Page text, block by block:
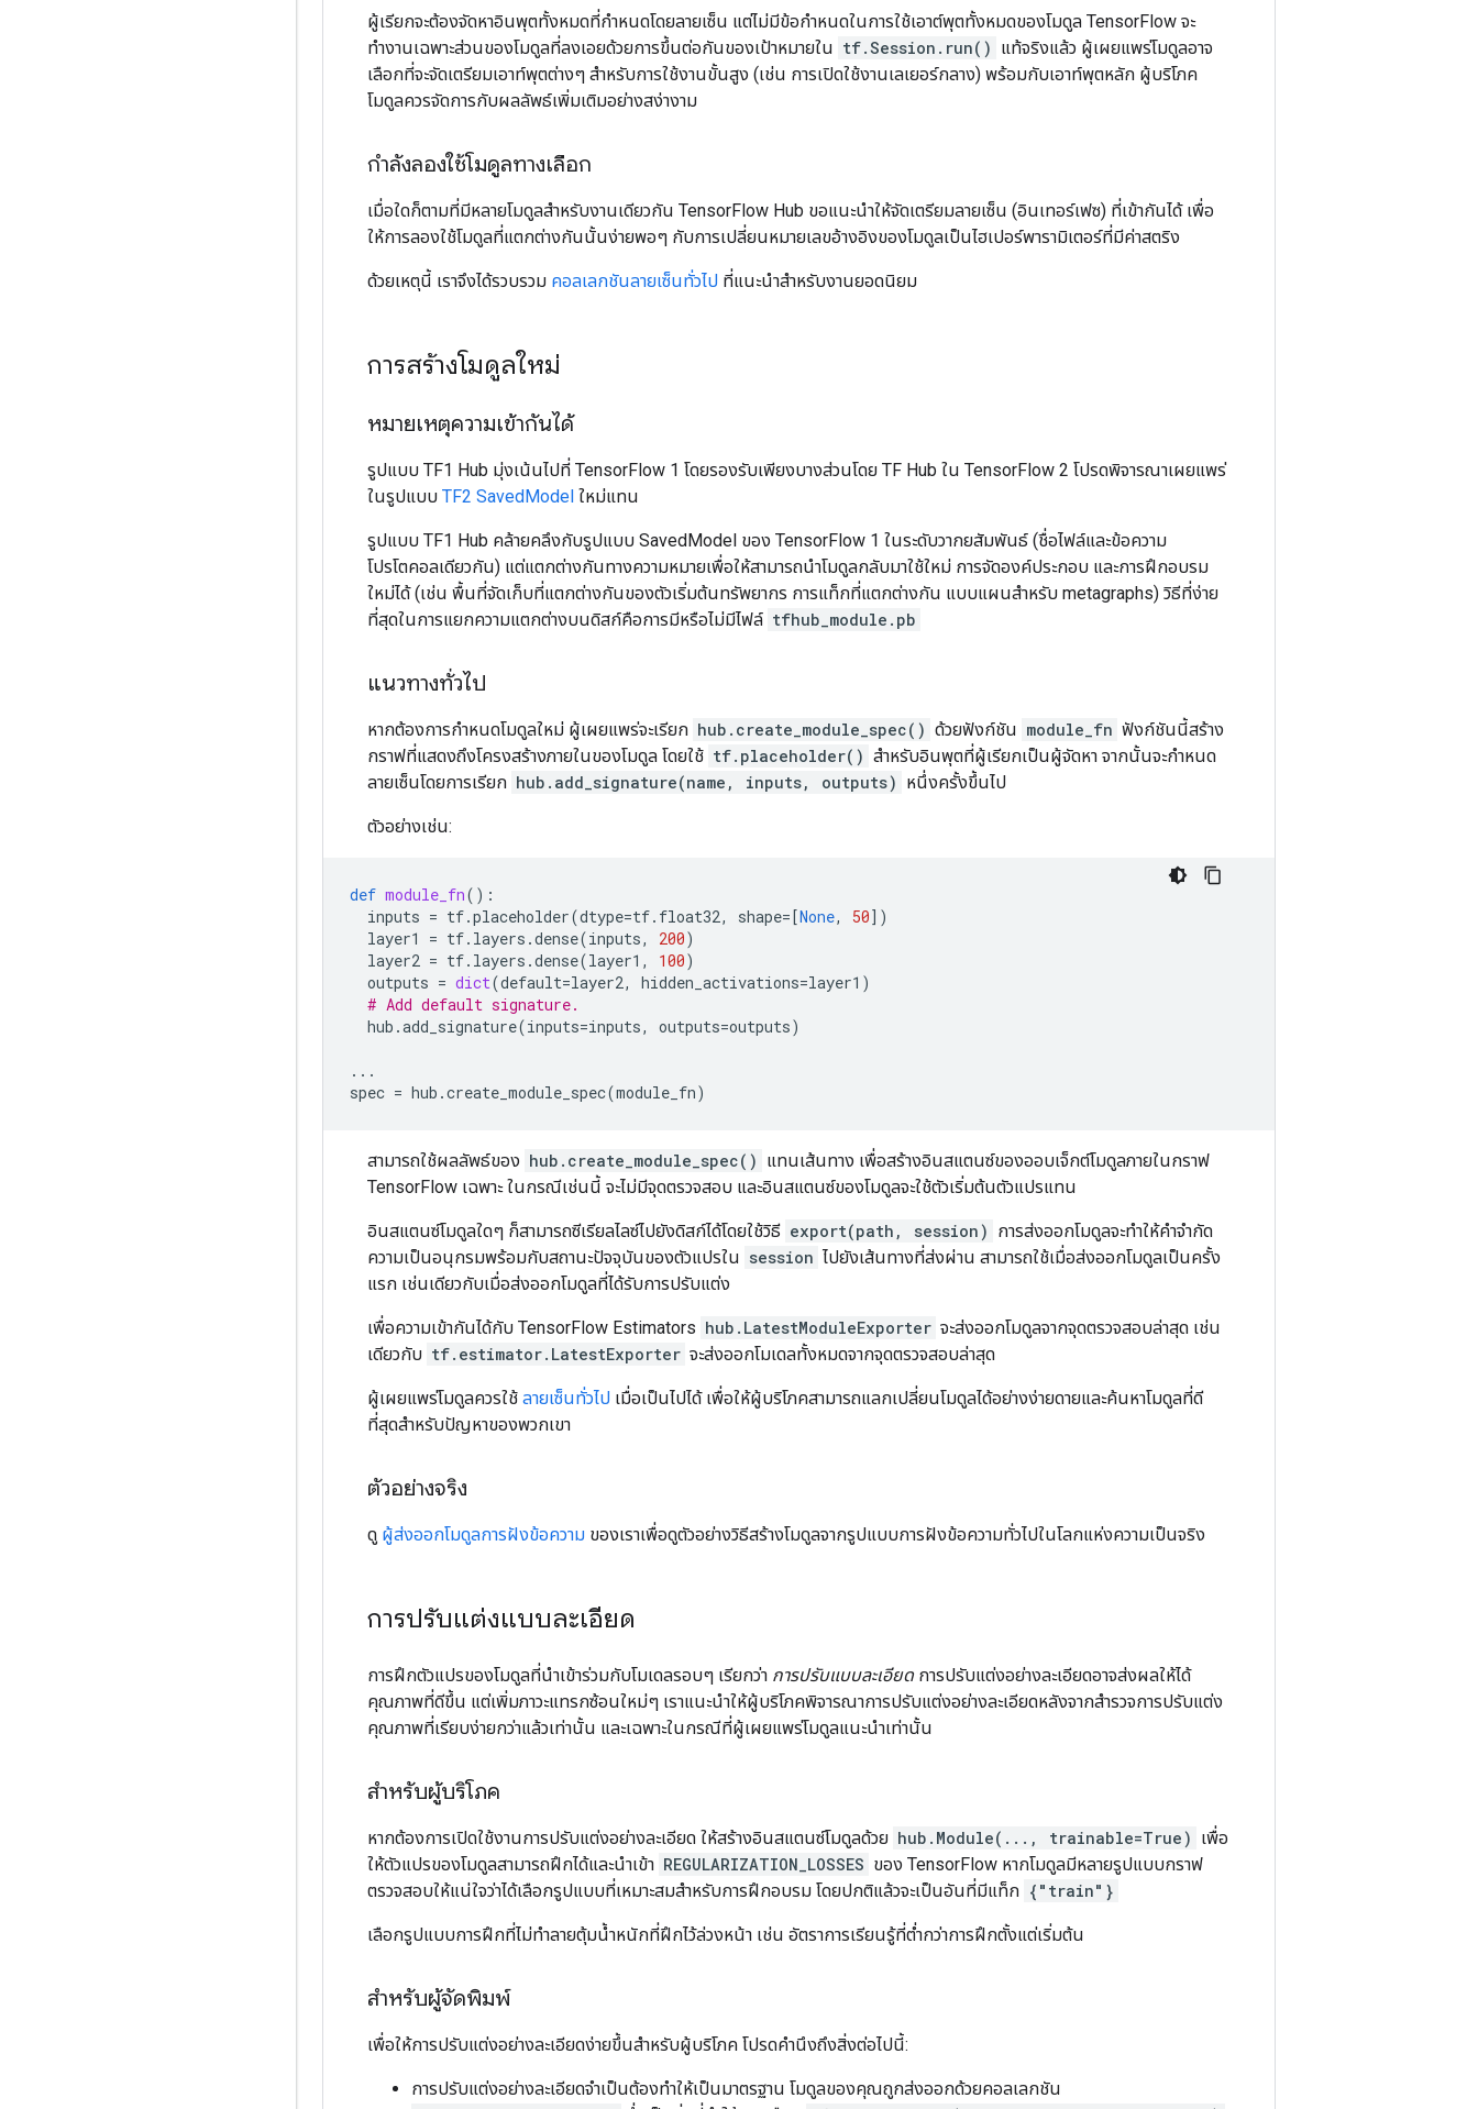
ผู้เรียกจะต้องจัดหาอินพุตทั้งหมดที่กำหนดโดยลายเซ็น แต่ไม่มีข้อกำหนดในการใช้เอาต์พุตทั้งหมดของโมดูล TensorFlow จะ
ทำงานเฉพาะส่วนของโมดูลที่ลงเอยด้วยการขึ้นต่อกันของเป้าหมายใน tf.Session.run() แท้จริงแล้ว ผู้เผยแพร่โมดูลอาจ
เลือกที่จะจัดเตรียมเอาท์พุตต่างๆ สำหรับการใช้งานขั้นสูง (เช่น การเปิดใช้งานเลเยอร์กลาง) พร้อมกับเอาท์พุตหลัก ผู้บริโภค
โมดูลควรจัดการกับผลลัพธ์เพิ่มเติมอย่างสง่างาม
กำลังลองใช้โมดูลทางเลือก
เมื่อใดก็ตามที่มีหลายโมดูลสำหรับงานเดียวกัน TensorFlow Hub ขอแนะนำให้จัดเตรียมลายเซ็น (อินเทอร์เฟซ) ที่เข้ากันได้ เพื่อ
ให้การลองใช้โมดูลที่แตกต่างกันนั้นง่ายพอๆ กับการเปลี่ยนหมายเลขอ้างอิงของโมดูลเป็นไฮเปอร์พารามิเตอร์ที่มีค่าสตริง
ด้วยเหตุนี้ เราจึงได้รวบรวม คอลเลกชันลายเซ็นทั่วไป ที่แนะนำสำหรับงานยอดนิยม
การสร้างโมดูลใหม่
หมายเหตุความเข้ากันได้
รูปแบบ TF1 Hub มุ่งเน้นไปที่ TensorFlow 1 โดยรองรับเพียงบางส่วนโดย TF Hub ใน TensorFlow 2 โปรดพิจารณาเผยแพร่
ในรูปแบบ TF2 SavedModel ใหม่แทน
รูปแบบ TF1 Hub คล้ายคลึงกับรูปแบบ SavedModel ของ TensorFlow 1 ในระดับวากยสัมพันธ์ (ชื่อไฟล์และข้อความ
โปรโตคอลเดียวกัน) แต่แตกต่างกันทางความหมายเพื่อให้สามารถนำโมดูลกลับมาใช้ใหม่ การจัดองค์ประกอบ และการฝึกอบรม
ใหม่ได้ (เช่น พื้นที่จัดเก็บที่แตกต่างกันของตัวเริ่มต้นทรัพยากร การแท็กที่แตกต่างกัน แบบแผนสำหรับ metagraphs) วิธีที่ง่าย
ที่สุดในการแยกความแตกต่างบนดิสก์คือการมีหรือไม่มีไฟล์ tfhub_module.pb
แนวทางทั่วไป
หากต้องการกำหนดโมดูลใหม่ ผู้เผยแพร่จะเรียก hub.create_module_spec() ด้วยฟังก์ชัน module_fn ฟังก์ชันนี้สร้าง
กราฟที่แสดงถึงโครงสร้างภายในของโมดูล โดยใช้ tf.placeholder() สำหรับอินพุตที่ผู้เรียกเป็นผู้จัดหา จากนั้นจะกำหนด
ลายเซ็นโดยการเรียก hub.add_signature(name, inputs, outputs) หนึ่งครั้งขึ้นไป
ตัวอย่างเช่น:
def module_fn():
inputs = tf.placeholder(dtype=tf. float32, shape=[None, 50])
layer1
= tf. layers .dense(inputs, 200)
layer2 = tf. layers .dense(layer1 , 100)
outputs = dict(default=layer2, hidden_activations=layer1 )
# Add default signature.
hub .add_signature(inputs=inputs, outputs=outputs)
...
spec = hub .create_module_spec(module_fn)
สามารถใช้ผลลัพธ์ของ hub.create_module_spec() แทนเส้นทาง เพื่อสร้างอินสแตนซ์ของออบเจ็กต์โมดูลภายในกราฟ
TensorFlow เฉพาะ ในกรณีเช่นนี้ จะไม่มีจุดตรวจสอบ และอินสแตนซ์ของโมดูลจะใช้ตัวเริ่มต้นตัวแปรแทน
อินสแตนซ์โมดูลใดๆ ก็สามารถซีเรียลไลซ์ไปยังดิสก์ได้โดยใช้วิธี export(path, session) การส่งออกโมดูลจะทำให้คำจำกัด
ความเป็นอนุกรมพร้อมกับสถานะปัจจุบันของตัวแปรใน session ไปยังเส้นทางที่ส่งผ่าน สามารถใช้เมื่อส่งออกโมดูลเป็นครั้ง
แรก เช่นเดียวกับเมื่อส่งออกโมดูลที่ได้รับการปรับแต่ง
เพื่อความเข้ากันได้กับ TensorFlow Estimators hub.LatestModuleExporter จะส่งออกโมดูลจากจุดตรวจสอบล่าสุด เช่น
เดียวกับ tf.estimator.LatestExporter จะส่งออกโมเดลทั้งหมดจากจุดตรวจสอบล่าสุด
ผู้เผยแพร่โมดูลควรใช้ ลายเซ็นทั่วไป เมื่อเป็นไปได้ เพื่อให้ผู้บริโภคสามารถแลกเปลี่ยนโมดูลได้อย่างง่ายดายและค้นหาโมดูลที่ดี
ที่สุดสำหรับปัญหาของพวกเขา
ตัวอย่างจริง
ดู ผู้ส่งออกโมดูลการฝังข้อความ ของเราเพื่อดูตัวอย่างวิธีสร้างโมดูลจากรูปแบบการฝังข้อความทั่วไปในโลกแห่งความเป็นจริง
การปรับแต่งแบบละเอียด
การฝึกตัวแปรของโมดูลที่นำเข้าร่วมกับโมเดลรอบๆ เรียกว่า การปรับแบบละเอียดการปรับแต่งอย่างละเอียดอาจส่งผลให้ได้
คุณภาพที่ดีขึ้น แต่เพิ่มภาวะแทรกซ้อนใหม่ๆ เราแนะนำให้ผู้บริโภคพิจารณาการปรับแต่งอย่างละเอียดหลังจากสำรวจการปรับแต่ง
คุณภาพที่เรียบง่ายกว่าแล้วเท่านั้น และเฉพาะในกรณีที่ผู้เผยแพร่โมดูลแนะนำเท่านั้น
สำหรับผู้บริโภค
หากต้องการเปิดใช้งานการปรับแต่งอย่างละเอียด ให้สร้างอินสแตนซ์โมดูลด้วย hub.Module(..., trainable=True) เพื่อ
ให้ตัวแปรของโมดูลสามารถฝึกได้และนำเข้า REGULARIZATION_LOSSES ของ TensorFlow หากโมดูลมีหลายรูปแบบกราฟ
ตรวจสอบให้แน่ใจว่าได้เลือกรูปแบบที่เหมาะสมสำหรับการฝึกอบรม โดยปกติแล้วจะเป็นอันที่มีแท็ก {"train"}
เลือกรูปแบบการฝึกที่ไม่ทำลายตุ้มน้ำหนักที่ฝึกไว้ล่วงหน้า เช่น อัตราการเรียนรู้ที่ต่ำกว่าการฝึกตั้งแต่เริ่มต้น
สำหรับผู้จัดพิมพ์
เพื่อให้การปรับแต่งอย่างละเอียดง่ายขึ้นสำหรับผู้บริโภค โปรดคำนึงถึงสิ่งต่อไปนี้:
การปรับแต่งอย่างละเอียดจำเป็นต้องทำให้เป็นมาตรฐาน โมดูลของคุณถูกส่งออกด้วยคอลเลกชัน